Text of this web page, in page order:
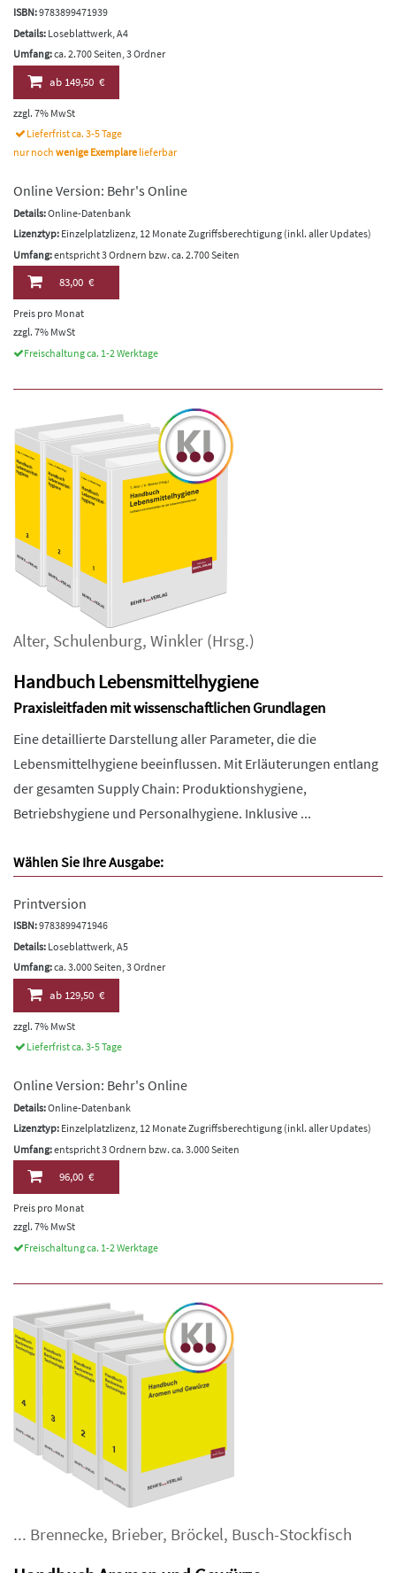
ISBN:9783899471939
Details: Loseblattwerk, A4
Umfang:ca. 2.700 Seiten, 3 Ordner
ab149,50 €
zzgl. 7% MwSt
Lieferfrist ca. 3-5 Tage
nur noch wenige Exemplare lieferbar
Online Version: Behr's Online
Details:Online-Datenbank
Lizenztyp: Einzelplatzlizenz, 12 Monate Zugriffsberechtigung (inkl. aller Updates)
Umfang:entspricht 3 Ordnern bzw. ca. 2.700 Seiten
83,00 €
Preis pro Monat
zzgl. 7% MwSt
Freischaltung ca. 1-2 Werktage
Alter, Schulenburg, Winkler (Hrsg.)
Handbuch Lebensmittelhygiene
Praxisleitfaden mit wissenschaftlichen Grundlagen
Eine detaillierte Darstellung aller Parameter, die die
Lebensmittelhygiene beeinflussen. Mit Erläuterungen entlang
der gesamten Supply Chain: Produktionshygiene,
Betriebshygiene und Personalhygiene. Inklusive ...
Wählen Sie Ihre Ausgabe:
Printversion
ISBN:9783899471946
Details: Loseblattwerk, A5
Umfang:ca. 3.000 Seiten, 3 Ordner
ab129,50 €
zzgl. 7% MwSt
Lieferfrist ca. 3-5 Tage
Online Version: Behr's Online
Details:Online-Datenbank
Lizenztyp: Einzelplatzlizenz, 12 Monate Zugriffsberechtigung (inkl. aller Updates)
Umfang:entspricht 3 Ordnern bzw. ca. 3.000 Seiten
96,00 €
Preis pro Monat
zzgl. 7% MwSt
Freischaltung ca. 1-2 Werktage
... Brennecke, Brieber, Bröckel, Busch-Stockfisch